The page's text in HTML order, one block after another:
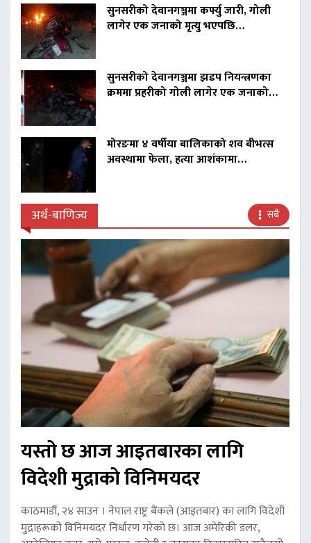
सुनसरीको देवानगञ्जमा कर्फ्यु जारी, गोली
लागेर एक जनाको मृत्यु भएपछि…
सुनसरीको देवानगञ्जमा झडप नियन्त्रणका
क्रममा प्रहरीको गोली लागेर एक जनाको…
मोरङमा ४ वर्षीया बालिकाको शव बीभत्स
अवस्थामा फेला, हत्या आशंकामा…
अर्थ-बाणिज्य सबै
यस्तो छ आज आइतबारका लागि
विदेशी मुद्राको विनिमयदर
काठमाडौं, २४ साउन । नेपाल राष्ट्र बैंकले (आइतबार) का लागि विदेशी
मुद्राहरूको विनिमयदर निर्धारण गरेको छ। आज अमेरिकी डलर,